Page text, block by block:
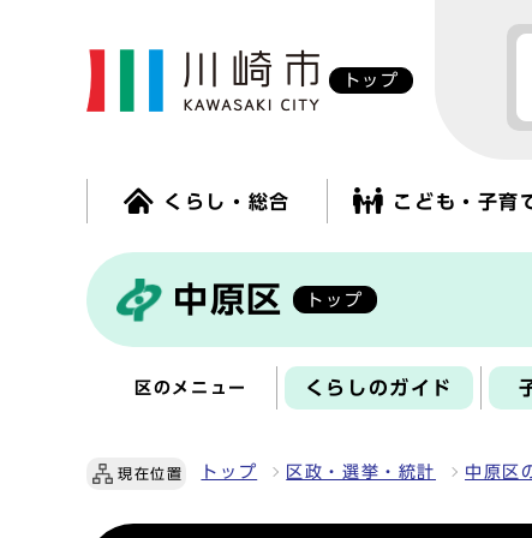
トップ
くらし・総合 こども・子育
中原区 トップ
区のメニュー くらしのガイド
現在位置 トップ 区政・選挙・統計 中原区